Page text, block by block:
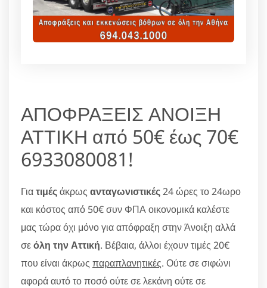
ΑΠΟΦΡΑΞΕΙΣ ΑΝΟΙΞΗ
ΑΤΤΙΚΗ από 50€ έως 70€
6933080081!
Γιατιμέςάκρως ανταγωνιστικές24 ώρες το 24ωρο
και κόστος από 50€ συν ΦΠΑ οικονομικά καλέστε
μας τώρα όχι μόνο για απόφραξη στην Άνοιξη αλλά
σεόλη την Αττική. Βέβαια, άλλοι έχουν τιμές 20€
που είναι άκρως παραπλανητικές. Ούτε σε σιφώνι
αφορά αυτό το ποσό ούτε σε λεκάνη ούτε σε